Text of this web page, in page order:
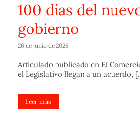
100 días del
gobierno
26 de junio de 2026
Articulado publicado en El
el Legislativo llegan a un acuerdo,
Leer más